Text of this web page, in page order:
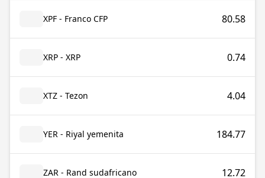
XPF - Franco CFP 80.58
XRP - XRP 0.74
XTZ - Tezon 4.04
YER - Riyal yemenita 184.77
ZAR - Rand sudafricano 12.72